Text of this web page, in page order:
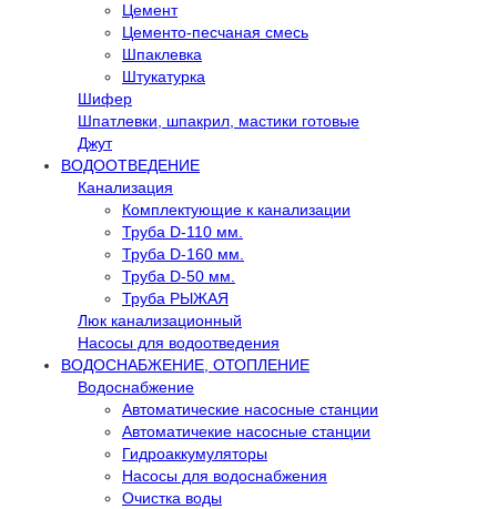
Цемент
Цементо-песчаная смесь
Шпаклевка
Штукатурка
Шифер
Шпатлевки, шпакрил, мастики готовые
Джут
ВОДООТВЕДЕНИЕ
Канализация
Комплектующие к канализации
Труба D-110 мм.
Труба D-160 мм.
Труба D-50 мм.
Труба РЫЖАЯ
Люк канализационный
Насосы для водоотведения
ВОДОСНАБЖЕНИЕ, ОТОПЛЕНИЕ
Водоснабжение
Автоматичеcкие насосные станции
Автоматичекие насосные станции
Гидроаккумуляторы
Насосы для водоснабжения
Очистка воды